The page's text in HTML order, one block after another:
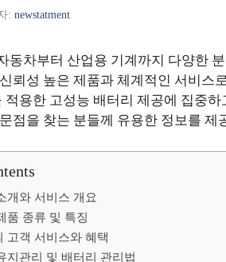
: newstatment
동차부터 산업용 기계까지 다양한
뢰성 높은 제품과 체계적인 서비스
적용한 고성능 배터리 제공에 집중
점을 찾는 분들께 유용한 정보를 제
개와 서비스 개요
품 종류 및 특징
고객 서비스와 혜택
지관리 및 배터리 관리법